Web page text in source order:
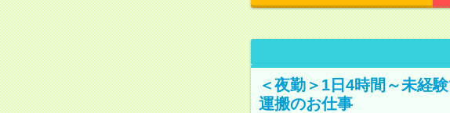
＜夜勤＞1日4時間～未経
運搬のお仕事